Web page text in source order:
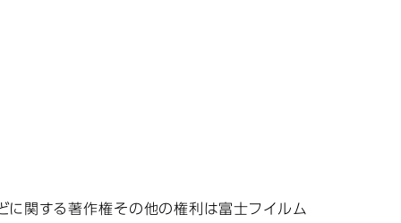
どに関する著作権その他の権利は富士フイルム